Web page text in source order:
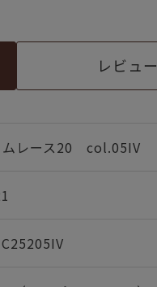
レビュー
ムレース20 col.05IV